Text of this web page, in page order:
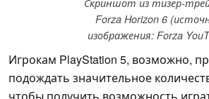
Скриншот из тизер-
Forza Horizon 6
изображения: Forza
Игрокам PlayStation 5, возможно,
подождать значительное